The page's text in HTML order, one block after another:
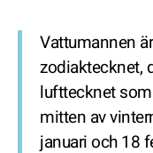
Vattumannen
zodiaktecknet,
lufttecknet
mitten av
januari och 18